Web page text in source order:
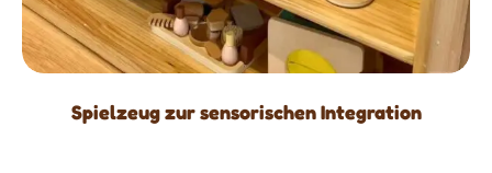
Spielzeug zur sensorischen Integration